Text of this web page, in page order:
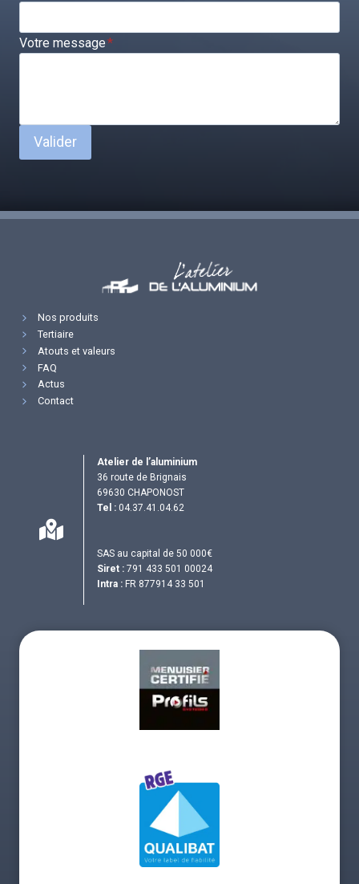
Votre message*
Valider
Nos produits
Tertiaire
Atouts et valeurs
FAQ
Actus
Contact
Atelier de l’aluminium
36 route de Brignais
69630 CHAPONOST
Tel : 04.37.41.04.62
SAS au capital de 50 000€
Siret : 791 433 501 00024
Intra : FR 877914 33 501